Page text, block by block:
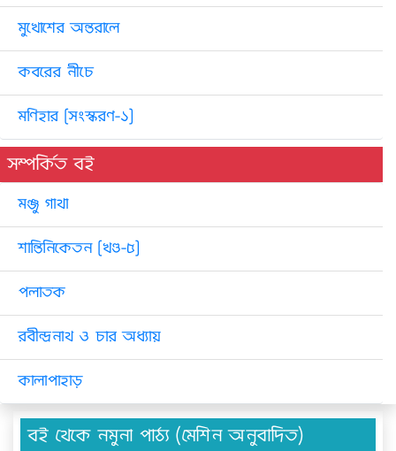
মুখোশের অন্তরালে
কবরের নীচে
মণিহার [সংস্করণ-১]
সম্পর্কিত বই
মঞ্জু গাথা
শান্তিনিকেতন [খণ্ড-৫]
পলাতক
রবীন্দ্রনাথ ও চার অধ্যায়
কালাপাহাড়
বই থেকে নমুনা পাঠ্য (মেশিন অনুবাদিত)